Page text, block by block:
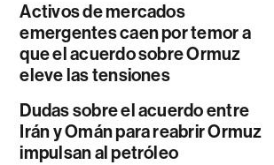
Activos de mercados
emergentes caen por temor a
que el acuerdo sobre Ormuz
eleve las tensiones
Dudas sobre el acuerdo entre
Irán y Omán para reabrir Ormuz
impulsan al petróleo